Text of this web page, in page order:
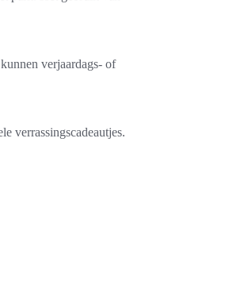
verjaardags- of
verrassingscadeautjes.